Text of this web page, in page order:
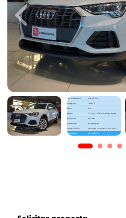
Previous